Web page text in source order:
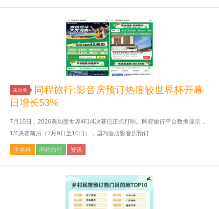
未分类
同程旅行:影音房预订热度较世界杯开幕
日增长53%
7月10日，2026美加墨世界杯1/4决赛已正式打响。同程旅行平台数据显示，
1/4决赛前后（7月9日至10日），国内酒店影音房预订...
世界杯 同程旅行 资讯